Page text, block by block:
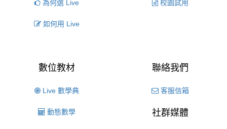
為何選 Live
如何用 Live
校園試用
數位教材
Live 數學典
動態數學
聯絡我們
客服信箱
社群媒體